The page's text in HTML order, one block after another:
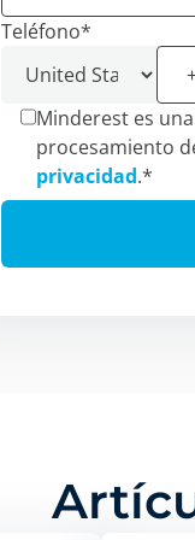
Teléfono*
Minderest es
procesamiento
privacidad.*